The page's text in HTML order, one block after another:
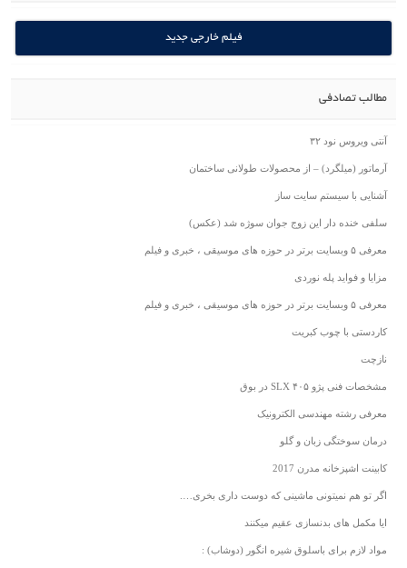
فیلم خارجی جدید
مطالب تصادفی
آنتی ویروس نود ۳۲
آرماتور (میلگرد) – از محصولات طولانی ساختمان
آشنایی با سیستم سایت ساز
سلفی خنده دار این زوج جوان سوژه شد (عکس)
معرفی ۵ وبسایت برتر در حوزه های موسیقی ، خبری و فیلم
مزایا و فواید پله نوردی
معرفی ۵ وبسایت برتر در حوزه های موسیقی ، خبری و فیلم
کاردستی با چوب کبریت
نازچت
مشخصات فنی پژو ۴۰۵ SLX در بوق
معرفی رشته مهندسی الکترونیک
درمان سوختگی زبان و گلو
کابینت اشپزخانه مدرن 2017
اگر تو هم نمیتونی ماشینی که دوست داری بخری….
ایا مکمل های بدنسازی عقیم میکنند
مواد لازم برای باسلوق شیره انگور (دوشاب) :